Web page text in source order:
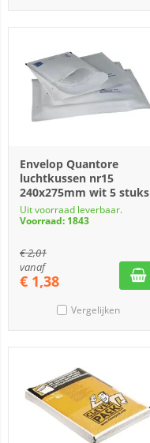
Envelop Quantore
luchtkussen nr15
240x275mm wit 5 stuks
Uit voorraad leverbaar.
Voorraad: 1843
€2,01
vanaf
€ 1,38
Vergelijken